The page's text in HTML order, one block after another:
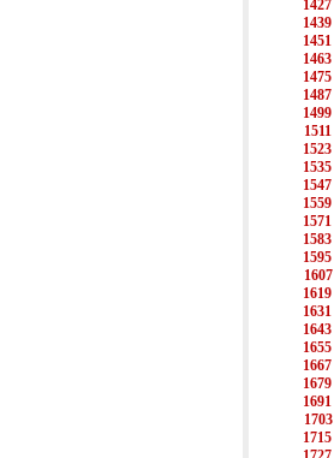
1427
1439
1451
1463
1475
1487
1499
1511
1523
1535
1547
1559
1571
1583
1595
1607
1619
1631
1643
1655
1667
1679
1691
1703
1715